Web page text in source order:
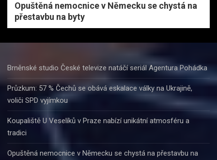
Opuštěná nemocnice v Německu se chystá na
přestavbu na byty
Brněnské studio České televize natáčí seriál Agentura Pohádka
Průzkum: 57 % Čechů se obává eskalace války na Ukrajině,
voliči SPD vyjímkou
Koupaliště U Veselíků v Praze nabízí unikátní atmosféru a
tradici
Opuštěná nemocnice v Německu se chystá na přestavbu na